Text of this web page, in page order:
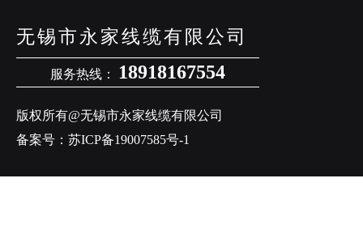
无锡市永家线缆有限公司
服务热线： 18918167554
版权所有@无锡市永家线缆有限公司
备案号： 苏ICP备19007585号-1